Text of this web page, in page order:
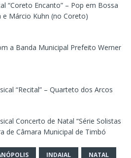
“Coreto Encanto” – Pop em Bossa
Márcio Kuhn (no Coreto)
a Banda Municipal Prefeito Werner
“Recital” – Quarteto dos Arcos
Concerto de Natal “Série Solistas
de Câmara Municipal de Timbó
INDAIAL NATAL